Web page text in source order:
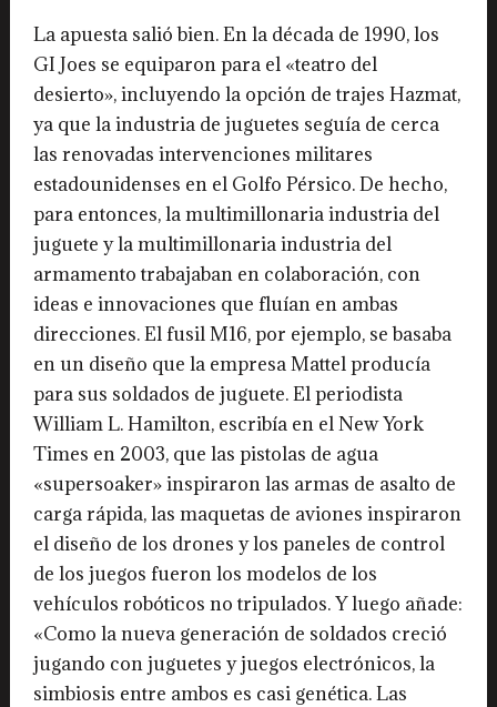
La apuesta salió bien. En la década de 1990, los
GI Joes se equiparon para el «teatro del
desierto», incluyendo la opción de trajes Hazmat,
ya que la industria de juguetes seguía de cerca
las renovadas intervenciones militares
estadounidenses en el Golfo Pérsico. De hecho,
para entonces, la multimillonaria industria del
juguete y la multimillonaria industria del
armamento trabajaban en colaboración, con
ideas e innovaciones que fluían en ambas
direcciones. El fusil M16, por ejemplo, se basaba
en un diseño que la empresa Mattel producía
para sus soldados de juguete. El periodista
William L. Hamilton, escribía en el New York
Times en 2003, que las pistolas de agua
«supersoaker» inspiraron las armas de asalto de
carga rápida, las maquetas de aviones inspiraron
el diseño de los drones y los paneles de control
de los juegos fueron los modelos de los
vehículos robóticos no tripulados. Y luego añade:
«Como la nueva generación de soldados creció
jugando con juguetes y juegos electrónicos, la
simbiosis entre ambos es casi genética. Las